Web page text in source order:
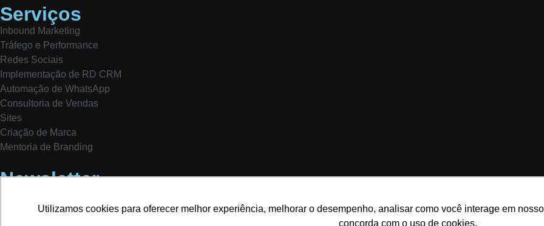
Utilizamos cookies para oferecer melhor experiência, melhorar o desempenho, analisar como você interage em
concorda com o uso de cookies.
Serviços
Inbound Marketing
Tráfego e Performance
Redes Sociais
Implementação de RD CRM
Automação de WhatsApp
Consultoria de Vendas
Sites
Criação de Marca
Mentoria de Branding
Newsletter